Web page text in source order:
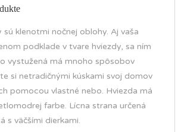
sú klenotmi nočnej oblohy. Aj vaša
podklade v tvare hviezdy, sa ním
vystužená má mnoho spôsobov
si netradičnými kúskami svoj domov
pomocou vlastné nebo. Hviezda má
farbe. Lícna strana určená
s väčšími dierkami.